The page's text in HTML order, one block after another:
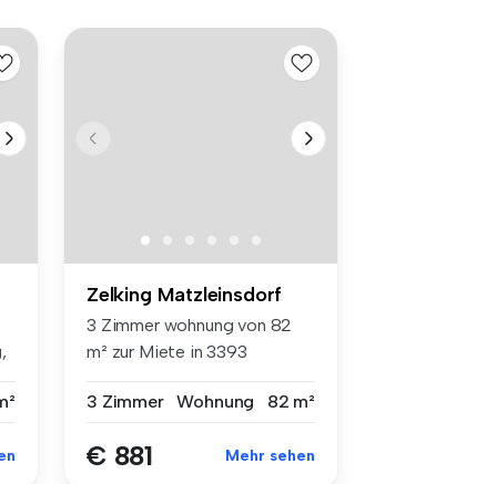
Zelking Matzleinsdorf
3 Zimmer wohnung von 82
m² zur Miete in 3393
3 Zimmer
Wohnung 82 m²
€ 881 Mehr sehen